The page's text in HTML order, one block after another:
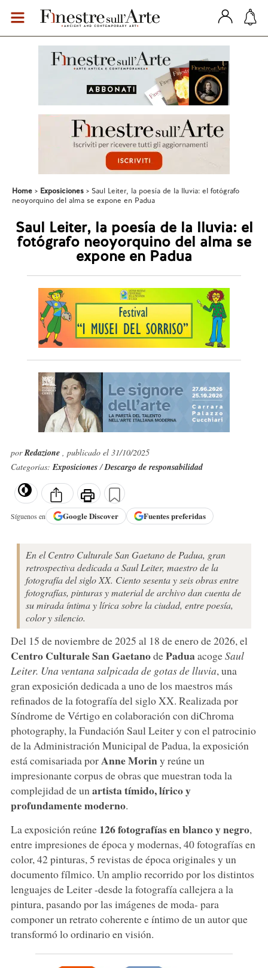
Home Exposiciones
Saul Leiter, la poesía de la lluvia: el fotógrafo
neoyorquino del alma se expone en Padua
Saul Leiter, la poesía de la lluvia: el
fotógrafo neoyorquino del alma se
expone en Padua
porRedazione , publicado el 31/10/2025
Categorías:Exposiciones/Descargo de responsabilidad
Síguenos en GoogleDiscover Fuentes preferidas
En el Centro Culturale San Gaetano de Padua, gran
retrospectiva dedicada a Saul Leiter, maestro de la
fotografía del siglo XX. Ciento sesenta y seis obras entre
fotografías, pinturas y material de archivo dan cuenta de
su mirada íntima y lírica sobre la ciudad, entre poesía,
color y silencio.
Del 15 de noviembre de 2025 al 18 de enero de 2026, el
Centro Culturale San GaetanodePaduaacogeSaul
Leiter. Una ventana salpicada de gotas de lluvia, una
gran exposición dedicada a uno de los maestros más
refinados de la fotografía del siglo XX. Realizada por
Síndrome de Vértigo en colaboración con diChroma
photography, la Fundación Saul Leiter y con el patrocinio
de la Administración Municipal de Padua, la exposición
está comisariada porAnne Moriny reúne un
impresionante corpus de obras que muestran toda la
complejidad de unartista tímido, lírico y
profundamente moderno.
La exposición reúne 126 fotografías en blanco y negro,
entre impresiones de época y modernas, 40 fotografías en
color, 42 pinturas, 5 revistas de época originales y un
documento fílmico. Un amplio recorrido por los distintos
lenguajes de Leiter -desde la fotografía callejera a la
pintura, pasando por las imágenes de moda- para
componer un retrato coherente e íntimo de un autor que
transformó lo ordinario en visión.